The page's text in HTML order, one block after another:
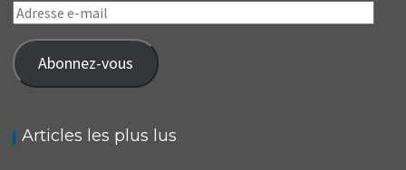
Adresse
e-
mail
Abonnez-vous
Articles les plus lus